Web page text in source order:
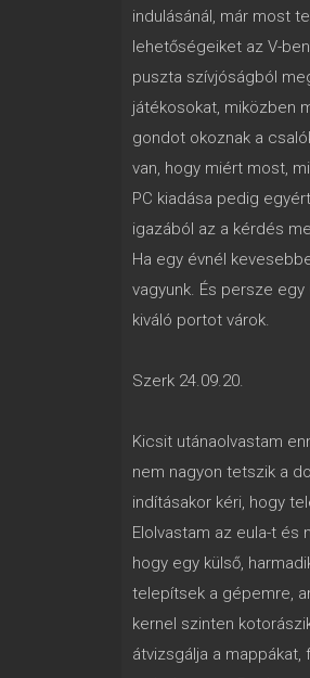
indulásánál, már most
lehetőségeiket az V-
puszta szívjóságból
játékosokat, miközben
gondot okoznak a
van, hogy miért most,
PC kiadása pedig
igazából az a kérdés
Ha egy évnél
vagyunk. És persze egy
kiváló portot várok.
Szerk 24.09.20.
Kicsit utánaolvastam
nem nagyon tetszik a
indításakor kéri, hogy
Elolvastam az eula-t és
hogy egy külső,
telepítsek a gépemre,
kernel szinten
átvizsgálja a mappákat,